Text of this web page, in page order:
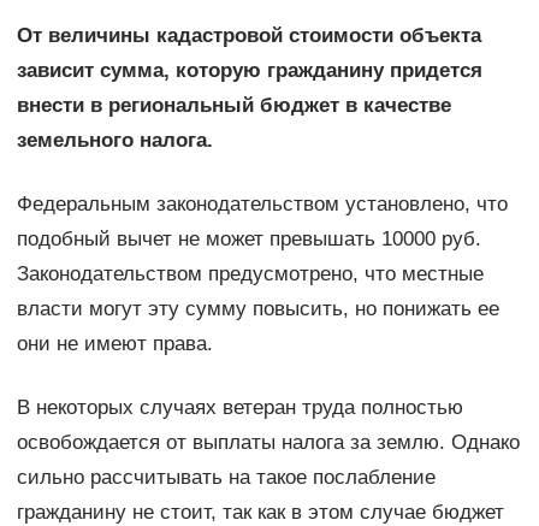
От величины кадастровой стоимости объекта
зависит сумма, которую гражданину придется
внести в региональный бюджет в качестве
земельного налога.
Федеральным законодательством установлено, что
подобный вычет не может превышать 10000 руб.
Законодательством предусмотрено, что местные
власти могут эту сумму повысить, но понижать ее
они не имеют права.
В некоторых случаях ветеран труда полностью
освобождается от выплаты налога за землю. Однако
сильно рассчитывать на такое послабление
гражданину не стоит, так как в этом случае бюджет